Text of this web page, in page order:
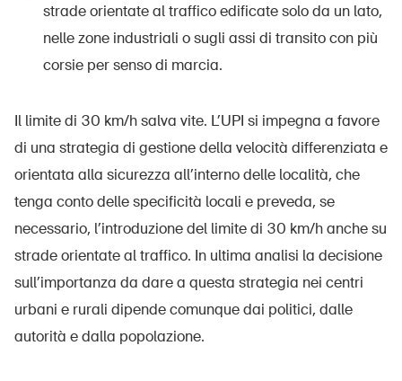
strade orientate al traffico edificate solo da un lato,
nelle zone industriali o sugli assi di transito con più
corsie per senso di marcia.
Il limite di 30 km/h salva vite. L’UPI si impegna a favore
di una strategia di gestione della velocità differenziata e
orientata alla sicurezza all’interno delle località, che
tenga conto delle specificità locali e preveda, se
necessario, l’introduzione del limite di 30 km/h anche su
strade orientate al traffico. In ultima analisi la decisione
sull’importanza da dare a questa strategia nei centri
urbani e rurali dipende comunque dai politici, dalle
autorità e dalla popolazione.